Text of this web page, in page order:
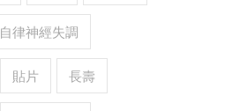
自律神經失調
貼片 長壽